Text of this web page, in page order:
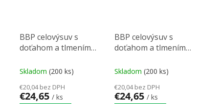
BBP celovýsuv s
doťahom a tlmením
Skladom (200 ks)
€20,04 bez DPH
€24,65 / ks
BBP celovýsuv s
doťahom a tlmením
Skladom (200 ks)
€20,04 bez DPH
€24,65 / ks